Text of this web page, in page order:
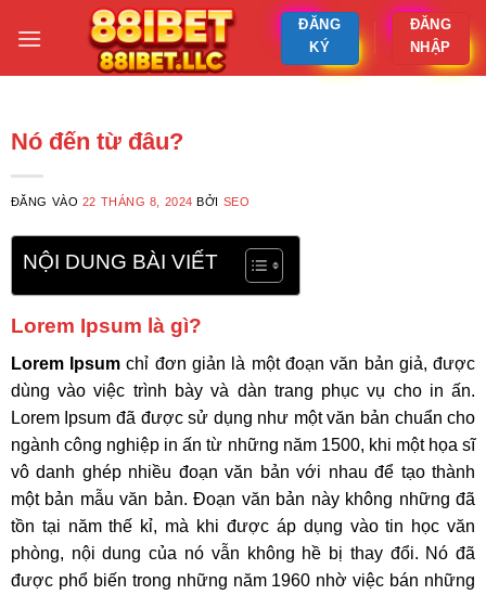
ĐĂNG
KÝ
ĐĂNG
NHẬP
Nó đến từ đâu?
ĐĂNG VÀO 22 THÁNG 8, 2024 BỞI SEO
NỘI DUNG BÀI VIẾT
Lorem Ipsum là gì?
Lorem Ipsum chỉ đơn giản là một đoạn văn bản giả, được
dùng vào việc trình bày và dàn trang phục vụ cho in ấn.
Lorem Ipsum đã được sử dụng như một văn bản chuẩn cho
ngành công nghiệp in ấn từ những năm 1500, khi một họa sĩ
vô danh ghép nhiều đoạn văn bản với nhau để tạo thành
một bản mẫu văn bản. Đoạn văn bản này không những đã
tồn tại năm thế kỉ, mà khi được áp dụng vào tin học văn
phòng, nội dung của nó vẫn không hề bị thay đổi. Nó đã
được phổ biến trong những năm 1960 nhờ việc bán những